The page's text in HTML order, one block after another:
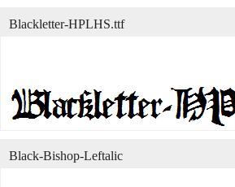
Blackletter-HPLHS.ttf
Black-Bishop-Leftalic